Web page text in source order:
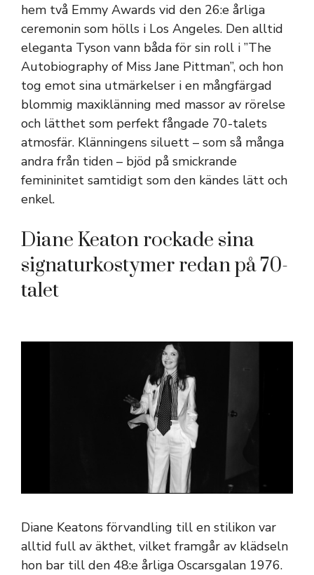
hem två Emmy Awards vid den 26:e årliga
ceremonin som hölls i Los Angeles. Den alltid
eleganta Tyson vann båda för sin roll i ”The
Autobiography of Miss Jane Pittman”, och hon
tog emot sina utmärkelser i en mångfärgad
blommig maxiklänning med massor av rörelse
och lätthet som perfekt fångade 70-talets
atmosfär. Klänningens siluett – som så många
andra från tiden – bjöd på smickrande
femininitet samtidigt som den kändes lätt och
enkel.
Diane Keaton rockade sina
signaturkostymer redan på 70-
talet
Diane Keatons förvandling till en stilikon var
alltid full av äkthet, vilket framgår av klädseln
hon bar till den 48:e årliga Oscarsgalan 1976.